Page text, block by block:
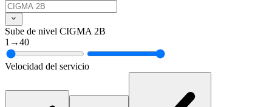
Sube de nivel CIGMA 2B
1 →40
Velocidad del servicio